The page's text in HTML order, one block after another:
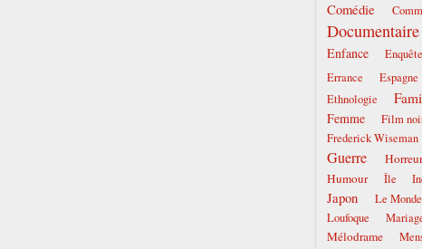
Comédie
Documentaire
Enfance
Errance
Espagne
Ethnologie
Femme Film
Frederick Wiseman
Guerre Horreur
Humour Île
Japon
Le
Loufoque
Mélodrame